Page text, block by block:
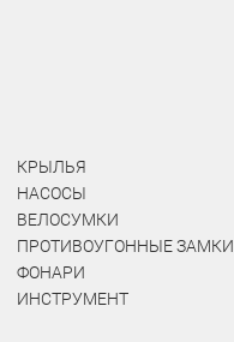
КРЫЛЬЯ
НАСОСЫ
ВЕЛОСУМКИ
ПРОТИВОУГОННЫЕ ЗАМКИ
ФОНАРИ
ИНСТРУМЕНТ